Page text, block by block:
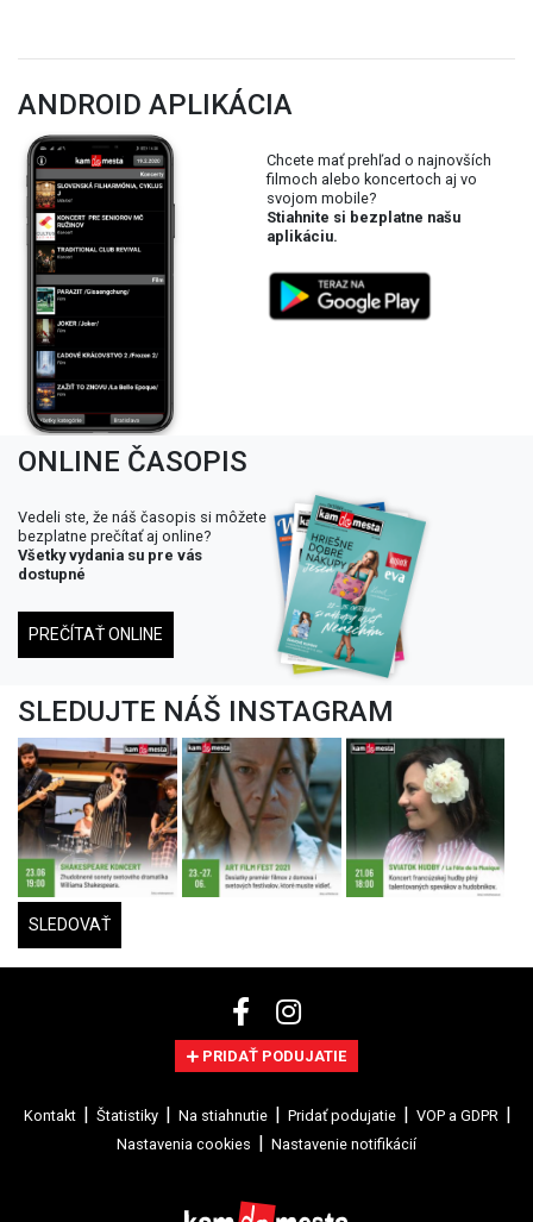
ANDROID APLIKÁCIA
Chcete mať prehľad o najnovších
filmoch alebo koncertoch aj vo
svojom mobile?
Stiahnite si bezplatne našu
aplikáciu.
ONLINE ČASOPIS
Vedeli ste, že náš časopis si môžete
bezplatne prečítať aj online?
Všetky vydania su pre vás
dostupné
PREČÍTAŤ ONLINE
SLEDUJTE NÁŠ INSTAGRAM
SLEDOVAŤ
PRIDAŤ PODUJATIE
Kontakt Štatistiky Na stiahnutie Pridať podujatie
VOP a GDPR
Nastavenia cookies
Nastavenie notifikácií